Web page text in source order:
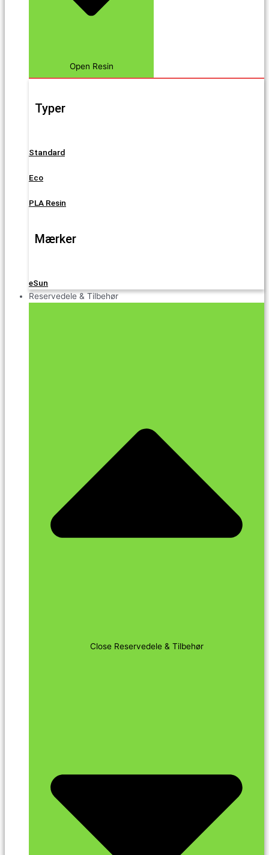
Open Resin
Typer
Standard
Eco
PLA Resin
Mærker
eSun
Reservedele & Tilbehør
Close Reservedele & Tilbehør